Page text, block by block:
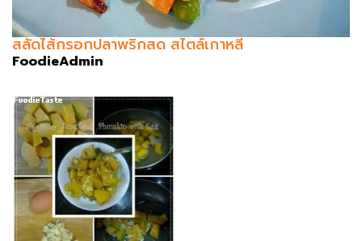
สลัดไส้กรอกปลาพริกสด สไตล์เกาหลี
FoodieAdmin